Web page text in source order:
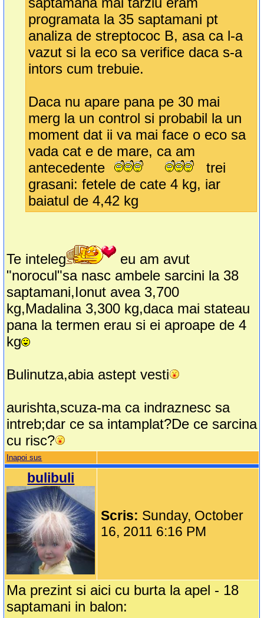
programata la 35 saptamani pt
analiza de streptococ B, asa ca l-a
vazut si la eco sa verifice daca s-a
intors cum trebuie.
Daca nu apare pana pe 30 mai
merg la un control si probabil la un
moment dat ii va mai face o eco sa
vada cat e de mare, ca am
antecedente
trei
grasani: fetele de cate 4 kg, iar
baiatul de 4,42 kg
Te inteleg
eu am avut
"norocul"sa nasc ambele sarcini la 38
saptamani,Ionut avea 3,700
kg,Madalina 3,300 kg,daca mai stateau
pana la termen erau si ei aproape de 4
kg
Bulinutza,abia astept vesti
aurishta,scuza-ma ca indraznesc sa
intreb;dar ce sa intamplat?De ce sarcina
cu risc?
Inapoi sus
bulibuli
Scris: Sunday, October
16, 2011 6:16 PM
Ma prezint si aici cu burta la apel - 18
saptamani in balon: